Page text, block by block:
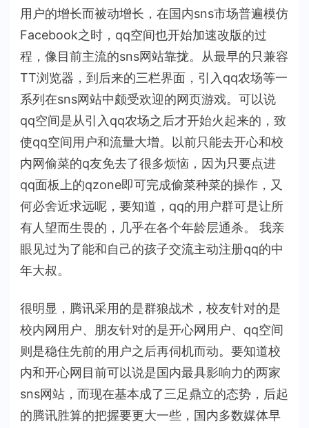
用户的增长而被动增长，在国内sns市场普遍模仿
Facebook之时，qq空间也开始加速改版的过
程，像目前主流的sns网站靠拢。从最早的只兼容
TT浏览器，到后来的三栏界面，引入qq农场等一
系列在sns网站中颇受欢迎的网页游戏。可以说
qq空间是从引入qq农场之后才开始火起来的，致
使qq空间用户和流量大增。以前只能去开心和校
内网偷菜的q友免去了很多烦恼，因为只要点进
qq面板上的qzone即可完成偷菜种菜的操作，又
何必舍近求远呢，要知道，qq的用户群可是让所
有人望而生畏的，几乎在各个年龄层通杀。 我亲
眼见过为了能和自己的孩子交流主动注册qq的中
年大叔。
很明显，腾讯采用的是群狼战术，校友针对的是
校内网用户、朋友针对的是开心网用户、qq空间
则是稳住先前的用户之后再伺机而动。要知道校
内和开心网目前可以说是国内最具影响力的两家
sns网站，而现在基本成了三足鼎立的态势，后起
的腾讯胜算的把握要更大一些，国内多数媒体早